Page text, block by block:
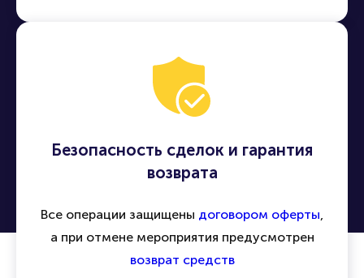
Безопасность сделок и гарантия
возврата
Все операции защищены договором оферты,
а при отмене мероприятия предусмотрен
возврат средств